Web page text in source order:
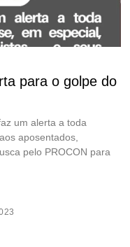
para o golpe do
um alerta a toda
aposentados,
pelo PROCON para